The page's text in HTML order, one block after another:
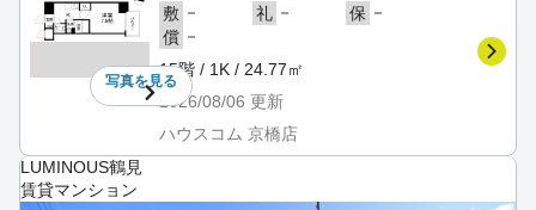
写真を見る
敷 － 礼 － 保 －
償 －
15階 / 1K / 24.77㎡
2026/08/06 更新
ハウスコム 京橋店
LUMINOUS鶴見
賃貸マンション